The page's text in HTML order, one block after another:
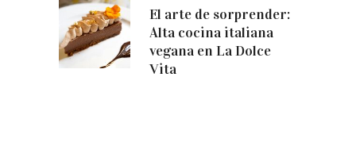
El arte de sorprender:
Alta cocina italiana
vegana en La Dolce
Vita